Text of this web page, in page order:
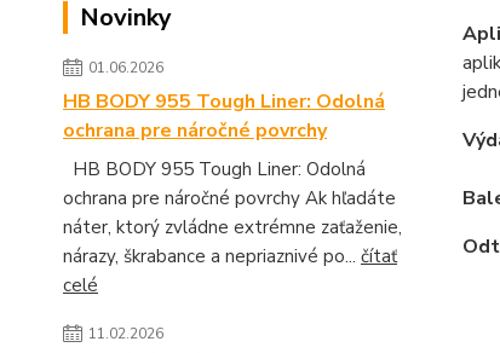
Novinky
01.06.2026
HB BODY 955 Tough Liner: Odolná
ochrana pre náročné povrchy
HB BODY 955 Tough Liner: Odolná
ochrana pre náročné povrchy Ak hľadáte
náter, ktorý zvládne extrémne zaťaženie,
nárazy, škrabance a nepriaznivé po... čítať
celé
11.02.2026